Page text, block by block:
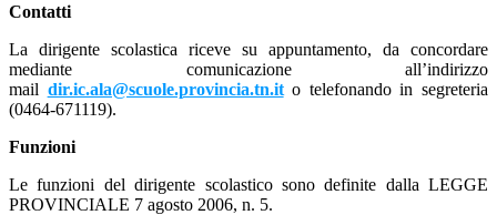
Contatti
La dirigente scolastica riceve su appuntamento, da concordare
mediante comunicazione all’indirizzo
mail dir.ic.ala@scuole.provincia.tn.it o telefonando in segreteria
(0464-671119).
Funzioni
Le funzioni del dirigente scolastico sono definite dalla LEGGE
PROVINCIALE 7 agosto 2006, n. 5.